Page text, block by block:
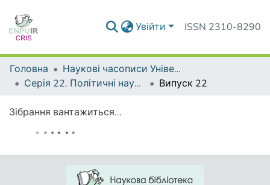
Увійти ISSN 2310-8290
Головна
Наукові часописи Університету
Серія 22. Політичні науки та методики викладання соціально-політичних дисциплін
Випуск 22
Зібрання вантажиться...